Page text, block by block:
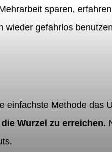
sparen,
wieder gefahrlos
einfachste Methode
Wurzel zu erreichen.